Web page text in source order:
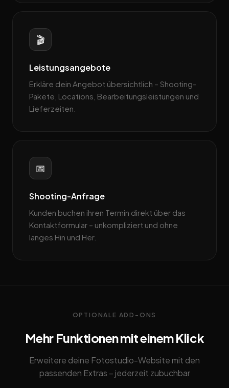
🎬
Leistungsangebote
Erkläre dein Angebot übersichtlich – Shooting-
Pakete, Locations, Bearbeitungsleistungen und
Lieferzeiten.
📅
Shooting-Anfrage
Kunden buchen ihren Termin direkt über das
Kontaktformular – unkompliziert und ohne
langes Hin und Her.
OPTIONALE ADD-ONS
Mehr Funktionen mit einem Klick
Erweitere deine Fotostudio-Website mit den
passenden Extras – jederzeit zubuchbar